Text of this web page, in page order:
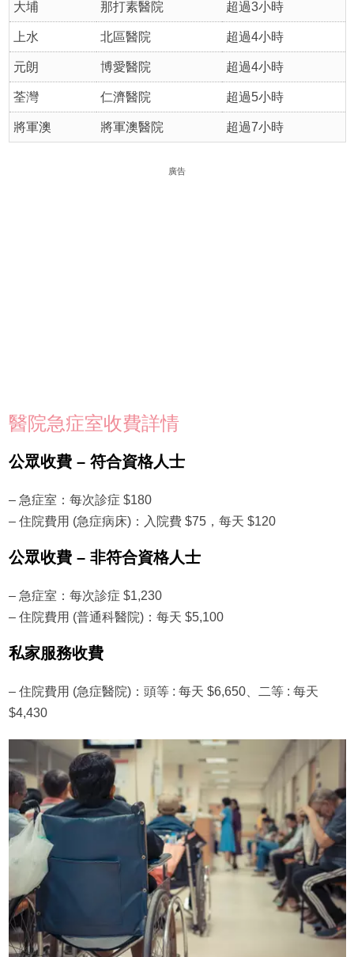
大埔 那打素醫院 超過3小時
上水 北區醫院 超過4小時
元朗 博愛醫院 超過4小時
荃灣 仁濟醫院 超過5小時
將軍澳 將軍澳醫院 超過7小時
廣告
醫院急症室收費詳情
公眾收費 – 符合資格人士
– 急症室：每次診症 $180
– 住院費用 (急症病床)：入院費 $75，每天 $120
公眾收費 – 非符合資格人士
– 急症室：每次診症 $1,230
– 住院費用 (普通科醫院)：每天 $5,100
私家服務收費
– 住院費用 (急症醫院)：頭等 : 每天 $6,650、二等 : 每天
$4,430